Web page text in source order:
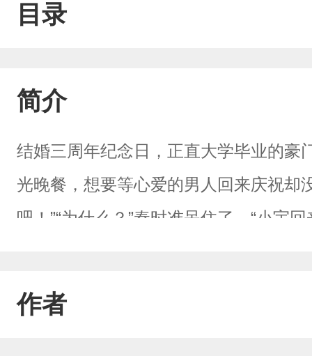
目录
简介
结婚三周年纪念日，正直大学毕业的豪
光晚餐，想要等心爱的男人回来庆祝却
吧！”“为什么？”秦时准呆住了。“小宇
眉。“……没，我会签字的。”没有人知
作者